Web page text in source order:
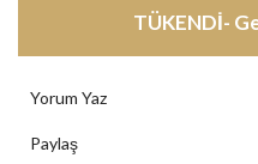
TÜKENDİ-
Yorum Yaz
Paylaş